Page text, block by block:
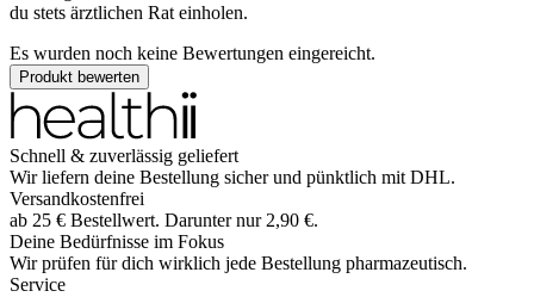
du stets ärztlichen Rat einholen.
Es wurden noch keine Bewertungen eingereicht.
Produkt bewerten
Schnell & zuverlässig geliefert
Wir liefern deine Bestellung sicher und pünktlich mit DHL.
Versandkostenfrei
ab 25 € Bestellwert. Darunter nur 2,90 €.
Deine Bedürfnisse im Fokus
Wir prüfen für dich wirklich jede Bestellung pharmazeutisch.
Service